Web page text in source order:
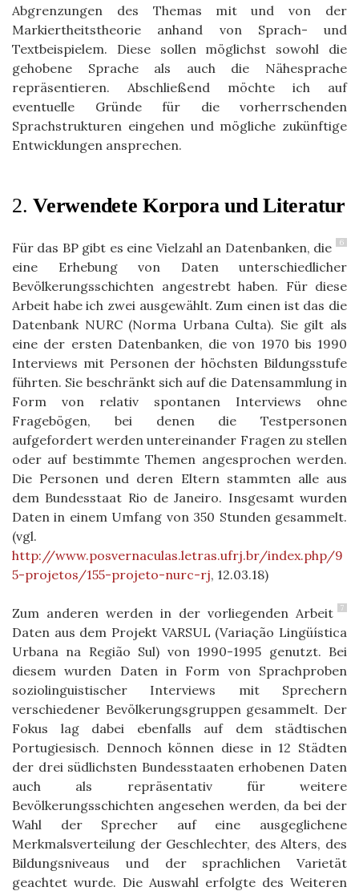
Abgrenzungen des Themas mit und von der
Markiertheitstheorie anhand von Sprach- und
Textbeispielem. Diese sollen möglichst sowohl die
gehobene Sprache als auch die Nähesprache
repräsentieren. Abschließend möchte ich auf
eventuelle Gründe für die vorherrschenden
Sprachstrukturen eingehen und mögliche zukünftige
Entwicklungen ansprechen.
2.Verwendete Korpora und Literatur
6
Für das BP gibt es eine Vielzahl an Datenbanken, die
eine Erhebung von Daten unterschiedlicher
Bevölkerungsschichten angestrebt haben. Für diese
Arbeit habe ich zwei ausgewählt. Zum einen ist das die
Datenbank NURC (Norma Urbana Culta). Sie gilt als
eine der ersten Datenbanken, die von 1970 bis 1990
Interviews mit Personen der höchsten Bildungsstufe
führten. Sie beschränkt sich auf die Datensammlung in
Form von relativ spontanen Interviews ohne
Fragebögen, bei denen die Testpersonen
aufgefordert werden untereinander Fragen zu stellen
oder auf bestimmte Themen angesprochen werden.
Die Personen und deren Eltern stammten alle aus
dem Bundesstaat Rio de Janeiro. Insgesamt wurden
Daten in einem Umfang von 350 Stunden gesammelt.
(vgl.
http://www.posvernaculas.letras.ufrj.br/index.php/9
5-projetos/155-projeto-nurc-rj, 12.03.18)
7
Zum anderen werden in der vorliegenden Arbeit
Daten aus dem Projekt VARSUL (Variação Lingüística
Urbana na Região Sul) von 1990-1995 genutzt. Bei
diesem wurden Daten in Form von Sprachproben
soziolinguistischer Interviews mit Sprechern
verschiedener Bevölkerungsgruppen gesammelt. Der
Fokus lag dabei ebenfalls auf dem städtischen
Portugiesisch. Dennoch können diese in 12 Städten
der drei südlichsten Bundesstaaten erhobenen Daten
auch als repräsentativ für weitere
Bevölkerungsschichten angesehen werden, da bei der
Wahl der Sprecher auf eine ausgeglichene
Merkmalsverteilung der Geschlechter, des Alters, des
Bildungsniveaus und der sprachlichen Varietät
geachtet wurde. Die Auswahl erfolgte des Weiteren